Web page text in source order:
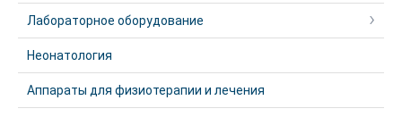
Лабораторное оборудование
Неонатология
Аппараты для физиотерапии и лечения